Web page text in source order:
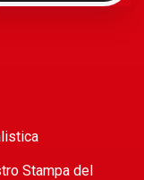
Stampa del